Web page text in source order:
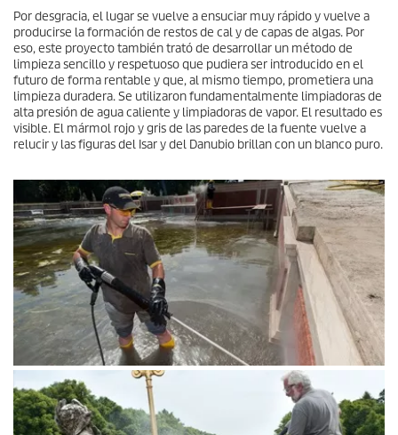
Por desgracia, el lugar se vuelve a ensuciar muy rápido y vuelve a
producirse la formación de restos de cal y de capas de algas. Por
eso, este proyecto también trató de desarrollar un método de
limpieza sencillo y respetuoso que pudiera ser introducido en el
futuro de forma rentable y que, al mismo tiempo, prometiera una
limpieza duradera. Se utilizaron fundamentalmente limpiadoras de
alta presión de agua caliente y limpiadoras de vapor. El resultado es
visible. El mármol rojo y gris de las paredes de la fuente vuelve a
relucir y las figuras del Isar y del Danubio brillan con un blanco puro.